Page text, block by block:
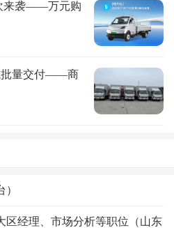
来袭——万元购
批量交付——商
区经理、市场分析等职位（山东